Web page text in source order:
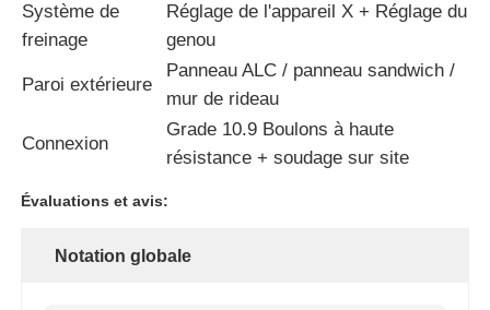
Construction du bâtiment de la structure en acier
Structure en acier revêtu de poudre
Système de
freinage
Réglage de l'appareil X + Réglage du
genou
Paroi extérieure
Panneau ALC / panneau sandwich /
mur de rideau
Connexion
Grade 10.9 Boulons à haute
résistance + soudage sur site
Évaluations et avis:
Notation globale